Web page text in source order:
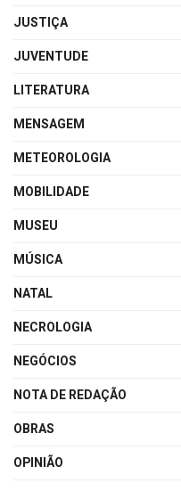
JUSTIÇA
JUVENTUDE
LITERATURA
MENSAGEM
METEOROLOGIA
MOBILIDADE
MUSEU
MÚSICA
NATAL
NECROLOGIA
NEGÓCIOS
NOTA DE REDAÇÃO
OBRAS
OPINIÃO